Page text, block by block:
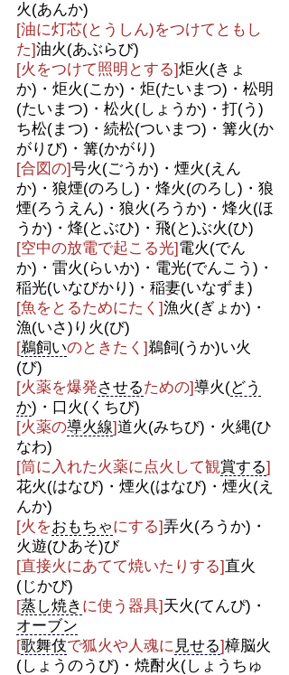
火(あんか)
[油に灯芯(とうしん)をつけてともし
た]油火(あぶらび)
[火をつけて照明とする]炬火(きょ
か)・炬火(こか)・炬(たいまつ)・松明
(たいまつ)・松火(しょうか)・打(う)
ち松(まつ)・続松(ついまつ)・篝火(か
がりび)・篝(かがり)
[合図の]号火(ごうか)・煙火(えん
か)・狼煙(のろし)・烽火(のろし)・狼
煙(ろうえん)・狼火(ろうか)・烽火(ほ
うか)・烽(とぶひ)・飛(と)ぶ火(ひ)
[空中の放電で起こる光]電火(でん
か)・雷火(らいか)・電光(でんこう)・
稲光(いなびかり)・稲妻(いなずま)
[魚をとるためにたく]漁火(ぎょか)・
漁(いさ)り火(び)
[鵜飼いのときたく]鵜飼(うか)い火
(び)
[火薬を爆発させるための]導火(どう
か)・口火(くちび)
[火薬の導火線]道火(みちび)・火縄(ひ
なわ)
[筒に入れた火薬に点火して観賞する]
花火(はなび)・煙火(はなび)・煙火(え
んか)
[火をおもちゃにする]弄火(ろうか)・
火遊(ひあそ)び
[直接火にあてて焼いたりする]直火
(じかび)
[蒸し焼き に使う器具]天火(てんぴ)・
オーブン
[歌舞伎で狐火や人魂に 見せる]樟脳火
(しょうのうび)・焼酎火(しょうちゅ